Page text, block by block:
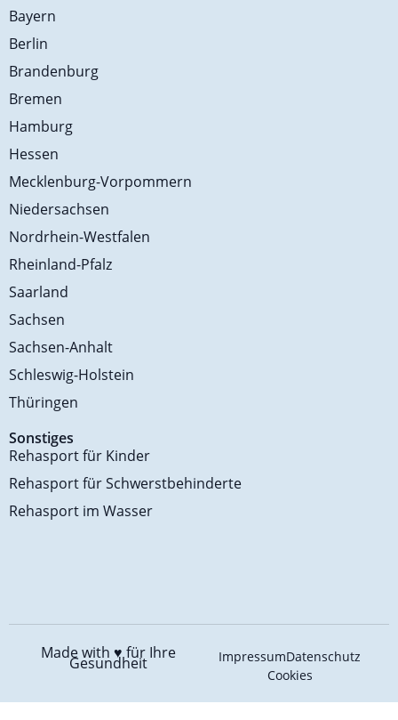
Bayern
Berlin
Brandenburg
Bremen
Hamburg
Hessen
Mecklenburg-Vorpommern
Niedersachsen
Nordrhein-Westfalen
Rheinland-Pfalz
Saarland
Sachsen
Sachsen-Anhalt
Schleswig-Holstein
Thüringen
Sonstiges
Rehasport für Kinder
Rehasport für Schwerstbehinderte
Rehasport im Wasser
Made with ♥️für Ihre
Gesundheit ImpressumDatenschutz
Cookies